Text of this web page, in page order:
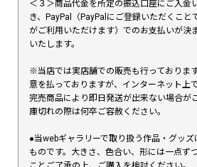
＜３＞商品代金を所定の振込口座にご入金
き、PayPal（PayPalにご登録いただくこと
がご利用いただけます）でのお支払いが決
いたします。
※当店では実店舗での販売も行っておりま
意を払っておりますが、インターネット上
完売商品により即日発送が出来ない場合が
庫切れの際は何卒ご容赦ください。
●当webギャラリーで取り扱う作品・グッ
ものです。大きさ、色合い、形には一点ず